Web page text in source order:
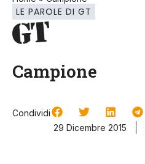
LE PAROLE DI GT
Campione
Condividi
29 Dicembre 2015